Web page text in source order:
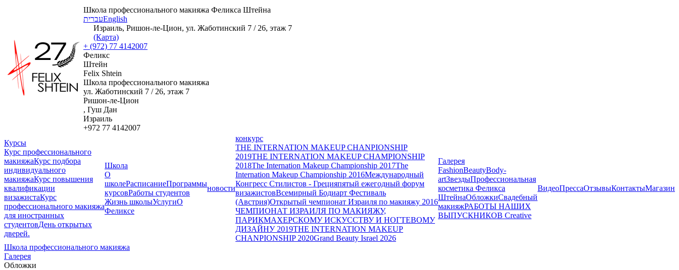
Школа профессионального макияжа Феликса Штейна
עבריתEnglish
Израиль, Ришон-ле-Цион, ул. Жаботинский 7 / 26, этаж 7
(Карта)
+ (972) 77 4142007
Феликс
Штейн
Felix Shtein
Школа профессионального макияжа
ул. Жаботинский 7 / 26, этаж 7
Ришон-ле-Цион
, Гуш Дан
Израиль
+972 77 4142007
Курсы
Курс профессионального
макияжаКурс подбора
индивидуального
макияжаКурс повышения
квалификации
визажистаКурс
профессионального макияжа
для иностранных
студентовДень открытых
дверей.
Школа
О
школеРасписаниеПрограммы
курсовРаботы студентов
Жизнь школыУслугиО
Феликсе
новости
конкурс
THE INTERNATION MAKEUP CHANPIONSHIP
2019THE INTERNATION MAKEUP CHAMPIONSHIP
2018The Internation Makeup Championship 2017The
Internation Makeup Championship 2016Международный
Конгресс Стилистов - Грецияпятый ежегодный форум
визажистовВсемирный Бодиарт Фестиваль
(Австрия)Открытый чемпионат Израиля по макияжу 2016
ЧЕМПИОНАТ ИЗРАИЛЯ ПО МАКИЯЖУ,
ПАРИКМАХЕРСКОМУ ИСКУССТВУ И НОГТЕВОМУ
ДИЗАЙНУ 2019THE INTERNATION MAKEUP
CHANPIONSHIP 2020Grand Beauty Israel 2026
Галерея
FashionBeautyBody-
artЗвездыПрофессиональная
косметика Феликса
ШтейнаОбложкиСвадебный
макияжРАБОТЫ НАШИХ
ВЫПУСКНИКОВ Creative
ВидеоПрессаОтзывыКонтактыМагазин
Школа профессионального макияжа
Галерея
Обложки